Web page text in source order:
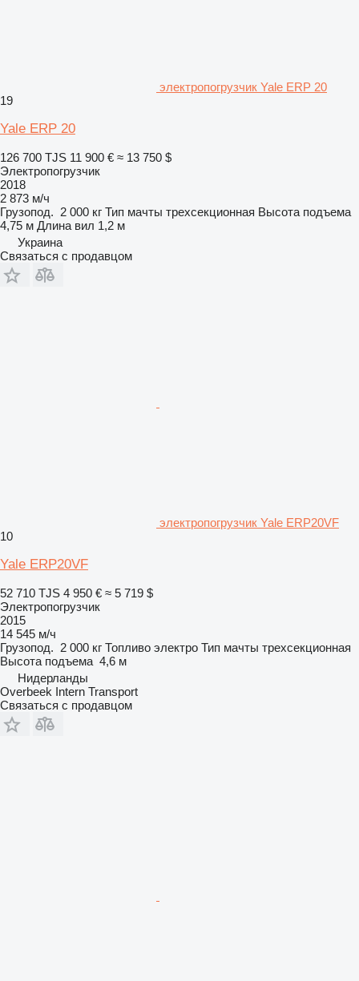
электропогрузчик Yale ERP 20
19
Yale ERP 20
126 700 TJS 11 900 € ≈ 13 750 $
Электропогрузчик
2018
2 873 м/ч
Грузопод. 2 000 кг Тип мачты трехсекционная Высота подъема
4,75 м Длина вил 1,2 м
Украина
Связаться с продавцом
электропогрузчик Yale ERP20VF
10
Yale ERP20VF
52 710 TJS 4 950 € ≈ 5 719 $
Электропогрузчик
2015
14 545 м/ч
Грузопод. 2 000 кг Топливо электро Тип мачты трехсекционная
Высота подъема 4,6 м
Нидерланды
Overbeek Intern Transport
Связаться с продавцом